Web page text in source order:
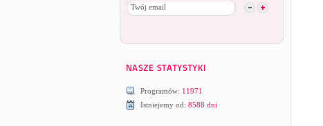
Programów: 11971
Istniejemy od: 8588 dni